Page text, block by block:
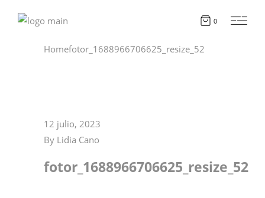
0
Homefotor_1688966706625_resize_52
12 julio, 2023
By Lidia Cano
fotor_1688966706625_resize_52